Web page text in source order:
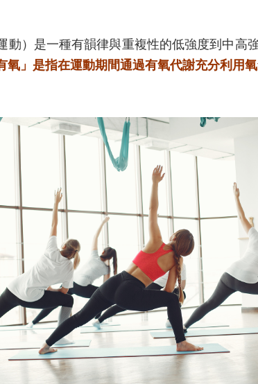
動）是一種有韻律與重複性的低強度到中高
氧」是指在運動期間通過有氧代謝充分利用